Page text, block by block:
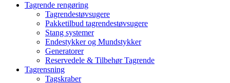
Tagrende rengøring
Tagrendestøvsugere
Pakketilbud tagrendestøvsugere
Stang systemer
Endestykker og Mundstykker
Generatorer
Reservedele & Tilbehør Tagrende
Tagrensning
Tagskraber